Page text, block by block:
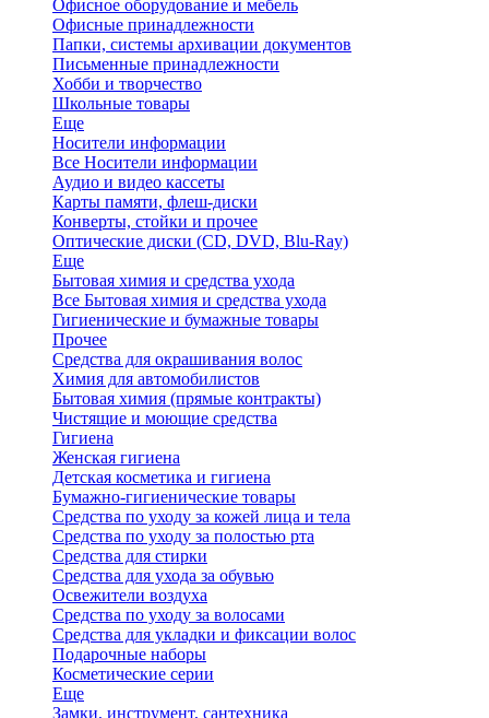
Офисное оборудование и мебель
Офисные принадлежности
Папки, системы архивации документов
Письменные принадлежности
Хобби и творчество
Школьные товары
Еще
Носители информации
Все Носители информации
Аудио и видео кассеты
Карты памяти, флеш-диски
Конверты, стойки и прочее
Оптические диски (CD, DVD, Blu-Ray)
Еще
Бытовая химия и средства ухода
Все Бытовая химия и средства ухода
Гигиенические и бумажные товары
Прочее
Средства для окрашивания волос
Химия для автомобилистов
Бытовая химия (прямые контракты)
Чистящие и моющие средства
Гигиена
Женская гигиена
Детская косметика и гигиена
Бумажно-гигиенические товары
Средства по уходу за кожей лица и тела
Средства по уходу за полостью рта
Средства для стирки
Средства для ухода за обувью
Освежители воздуха
Средства по уходу за волосами
Средства для укладки и фиксации волос
Подарочные наборы
Косметические серии
Еще
Замки, инструмент, сантехника